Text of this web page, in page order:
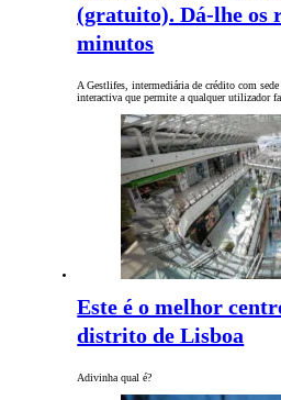
(gratuito). Dá-lhe os
minutos
A Gestlifes, intermediária de crédito com
interactiva que permite a qualquer utilizador
Este é o melhor
distrito de Lisboa
Adivinha qual é?